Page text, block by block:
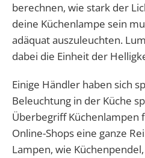
berechnen, wie stark der
deine Küchenlampe sein
adäquat auszuleuchten.
dabei die Einheit der
Einige Händler haben sich
Beleuchtung in der Küche
Überbegriff Küchenlampen
Online-Shops eine ganze
Lampen, wie